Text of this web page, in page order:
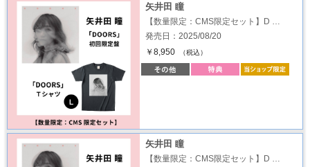
矢井田 瞳
【数量限定：CMS限定セット】D …
発売日：2025/08/20
￥8,950
（税込）
矢井田 瞳
【数量限定：CMS限定セット】D …